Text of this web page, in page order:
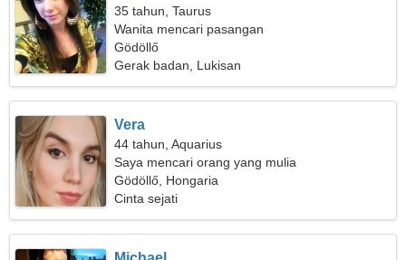
35 tahun, Taurus
Wanita mencari pasangan
Gödöllő
Gerak badan, Lukisan
Vera
44 tahun, Aquarius
Saya mencari orang yang mulia
Gödöllő, Hongaria
Cinta sejati